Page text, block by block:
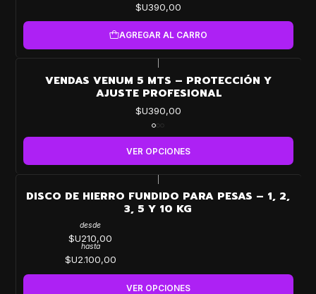
$U390,00
AGREGAR AL CARRO
VENDAS VENUM 5 MTS – PROTECCIÓN Y
AJUSTE PROFESIONAL
$U390,00
VER OPCIONES
DISCO DE HIERRO FUNDIDO PARA PESAS – 1, 2,
3, 5 Y 10 KG
desde
$U210,00
hasta
$U2.100,00
VER OPCIONES